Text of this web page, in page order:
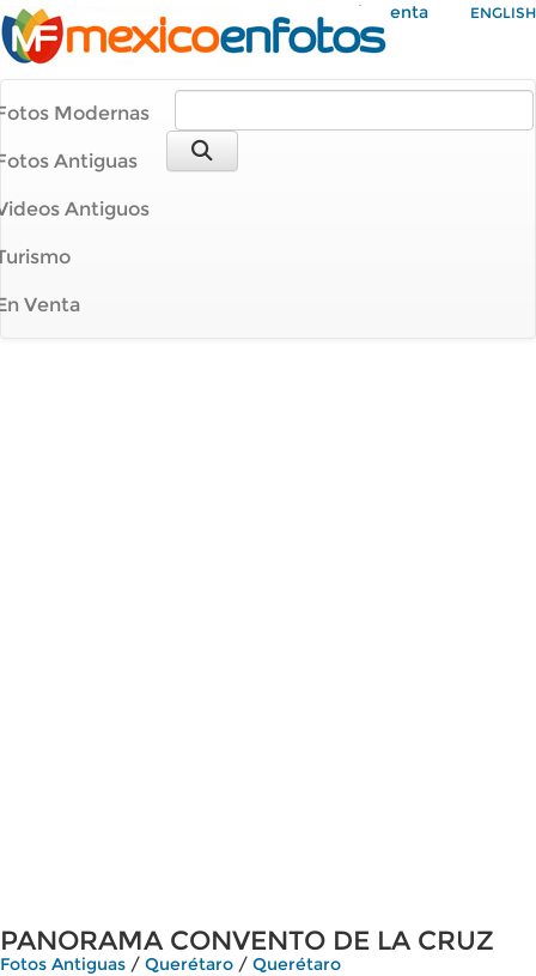
Mi Cuenta ENGLISH
Modernas
Antiguas
Antiguos
Venta
PANORAMA CONVENTO DE LA CRUZ
Fotos Antiguas / Querétaro / Querétaro